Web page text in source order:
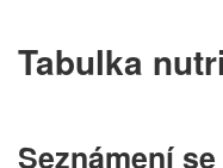
Tabulka
Seznámení